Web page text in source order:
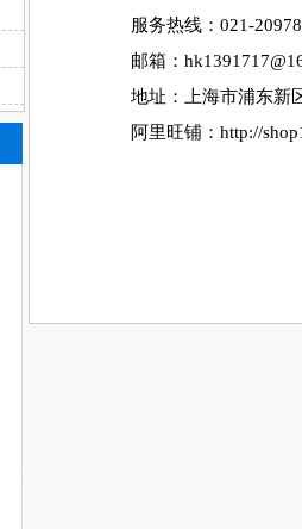
服务热线：021-
邮箱：
地址：上海市浦东新
阿里旺铺： http://